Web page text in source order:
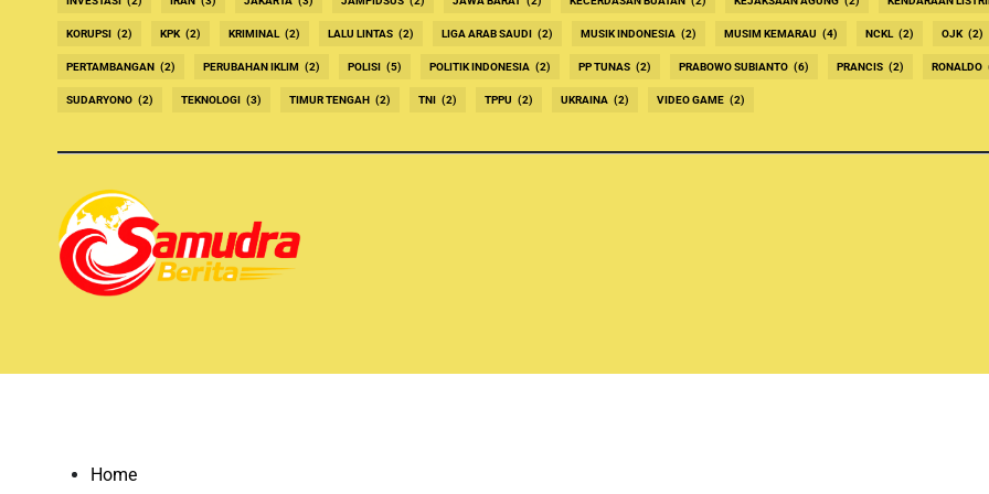
KORUPSI (2) KPK (2) KRIMINAL (2) LALU LINTAS (2) LIGA ARAB SAUDI (2) MUSIK INDONESIA (2) MUSIM KEMARAU (4) NCKL (2) OJK (2)
PERTAMBANGAN (2) PERUBAHAN IKLIM (2) POLISI (5) POLITIK INDONESIA (2) PP TUNAS (2) PRABOWO SUBIANTO (6) PRANCIS (2) RONALDO
SUDARYONO (2) TEKNOLOGI (3) TIMUR TENGAH (2) TNI (2) TPPU (2) UKRAINA (2) VIDEO GAME (2)
Home